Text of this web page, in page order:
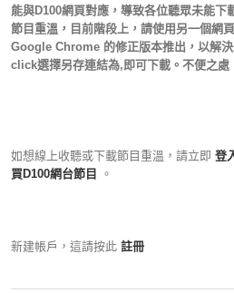
能與D100網頁對應，導致各位聽眾未能下
節目重溫，目前階段上，請使用另一個網
Google Chrome 的修正版本推出，以解
click選擇另存連結為,即可下載。不便之處
如想線上收聽或下載節目重溫，請立即 登
買D100網台節目
。
新建帳戶，這請按此 註冊